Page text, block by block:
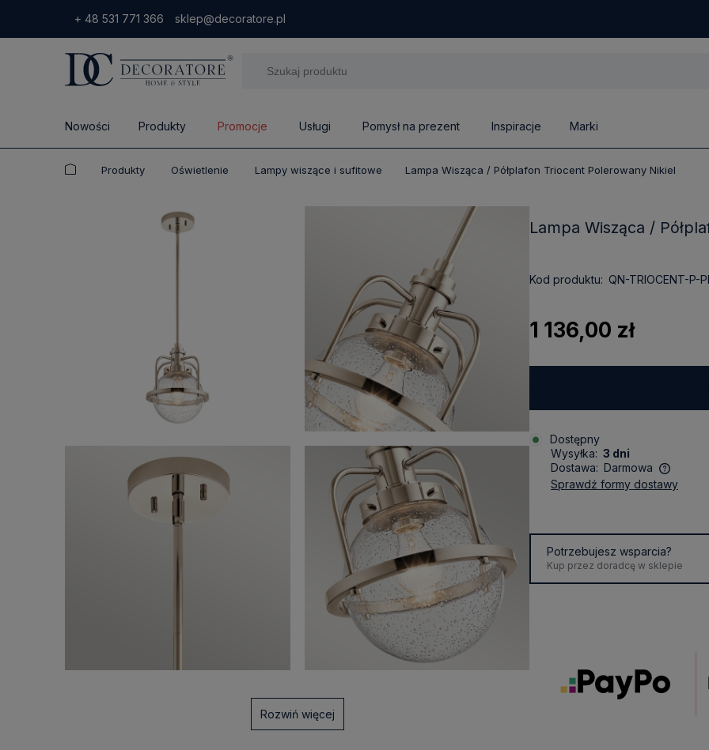
+ 48 531 771 366 sklep@decoratore.pl
Nowości Produkty Promocje Usługi Pomysł na prezent Inspiracje Marki
Produkty Oświetlenie Lampy wiszące i sufitowe Lampa Wisząca / Półplafon Triocent Polerowany Nikiel
Rozwiń więcej
Lampa Wisząca /
Kod produktu: QN-TRIOCENT-P-
1 136,00 zł
Dostępny
Wysyłka: 3 dni
Dostawa: Darmowa
Cena nie zawiera ewentualnych
kosztów płatności
sprawdź formy dostawy
Potrzebujesz wsparcia?
Kup przez doradcę w sklepie